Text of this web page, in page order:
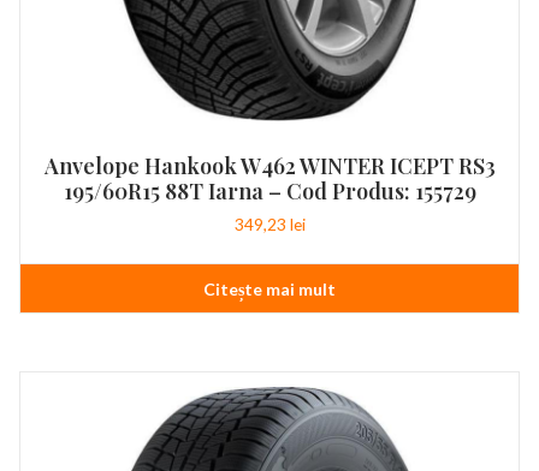
Anvelope Hankook W462 WINTER ICEPT RS3
195/60R15 88T Iarna – Cod Produs: 155729
349,23 lei
Citește mai mult